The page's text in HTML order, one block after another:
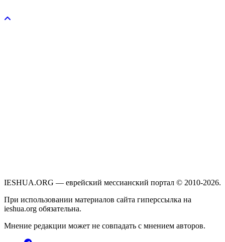
IESHUA.ORG — еврейский мессианский портал © 2010-2026.
При использовании материалов сайта гиперссылка на
ieshua.org обязательна.
Мнение редакции может не совпадать с мнением авторов.